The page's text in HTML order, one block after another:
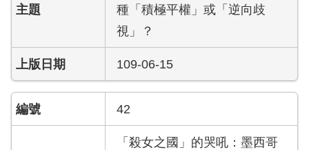
育
下
載
專
區
民
種「積極平權」或「逆向歧
視」？
109-06-15
42
「殺女之國」的哭吼：墨西哥